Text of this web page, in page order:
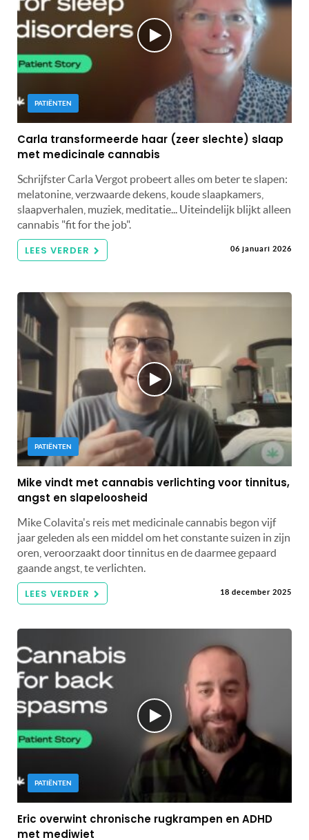
PATIËNTEN
Carla transformeerde haar (zeer slechte) slaap
met medicinale cannabis
Schrijfster Carla Vergot probeert alles om beter te slapen:
melatonine, verzwaarde dekens, koude slaapkamers,
slaapverhalen, muziek, meditatie... Uiteindelijk blijkt alleen
cannabis "fit for the job".
LEES VERDER 06 januari 2026
PATIËNTEN
Mike vindt met cannabis verlichting voor tinnitus,
angst en slapeloosheid
Mike Colavita's reis met medicinale cannabis begon vijf
jaar geleden als een middel om het constante suizen in zijn
oren, veroorzaakt door tinnitus en de daarmee gepaard
gaande angst, te verlichten.
LEES VERDER 18 december 2025
PATIËNTEN
Eric overwint chronische rugkrampen en ADHD
met mediwiet